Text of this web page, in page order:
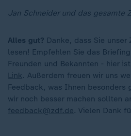
Jan Schneider und das gesamte
Alles gut? Danke, dass Sie unser
lesen! Empfehlen Sie das
Freunden und Bekannten - hier
Link. Außerdem freuen wir uns
Feedback, was Ihnen
wir noch besser machen sollten
feedback@zdf.de. Vielen Dank